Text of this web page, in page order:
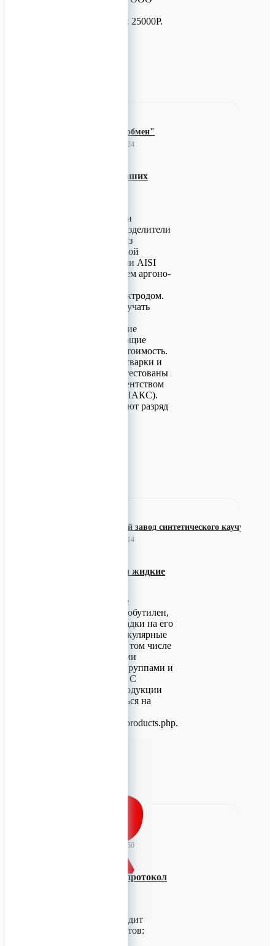
ЦЕНА УЧАСТИЯ: 25000Р.
ООО"Теплообмен"
31 мая 2023 07:34
Преимущества наших
Выпускаемые нами
гидравлические разделители
изготавливаются из
высоколегированной
нержавеющей стали AISI
316L с применением аргоно-
неплавящимся электродом.
Это позволяет получать
коррозионностойкие
разделители, имеющие
небольшой вес и стоимость.
Наша технология сварки и
сами сварщики аттестованы
Национальным агентством
контроля сварки (НАКС).
Все сварщики имеют разряд
Ефремовский завод синтетического каучука
31 мая 2023 07:14
Полиизобутилен и жидкие
Наше предприятие
предлагает полиизобутилен,
загущающие присадки на его
основе, низкомолекулярные
жидкие каучуки, в том числе
с функциональными
гидроксильными группами и
другая продукция. С
ассортиментом продукции
можете ознакомиться на
http://www.ezsk.ru/products.php.
30 мая 2023 09:50
Ортопедический протокол
КОНМЕТ производит
линейку имплантатов: